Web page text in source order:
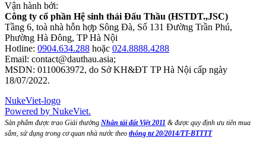
Vận hành bởi:
Công ty cổ phần Hệ sinh thái Đấu Thầu (HSTDT.,JSC)
Tầng 6, toà nhà hỗn hợp Sông Đà, Số 131 Đường Trần Phú,
Phường Hà Đông, TP Hà Nội
Hotline: 0904.634.288 hoặc 024.8888.4288
Email: contact@dauthau.asia;
MSDN: 0110063972, do Sở KH&ĐT TP Hà Nội cấp ngày
18/07/2022.
NukeViet-logo
Powered by NukeViet.
Sản phẩm được trao Giải thưởng Nhân tài đất Việt 2011 & được quy định ưu tiên mua
sắm, sử dụng trong cơ quan nhà nước theo thông tư 20/2014/TT-BTTTT